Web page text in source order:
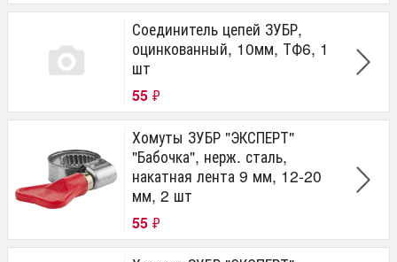
Соединитель цепей ЗУБР,
оцинкованный, 10мм, ТФ6, 1
шт
55 ₽
Хомуты ЗУБР "ЭКСПЕРТ"
"Бабочка", нерж. сталь,
накатная лента 9 мм, 12-20
мм, 2 шт
55 ₽